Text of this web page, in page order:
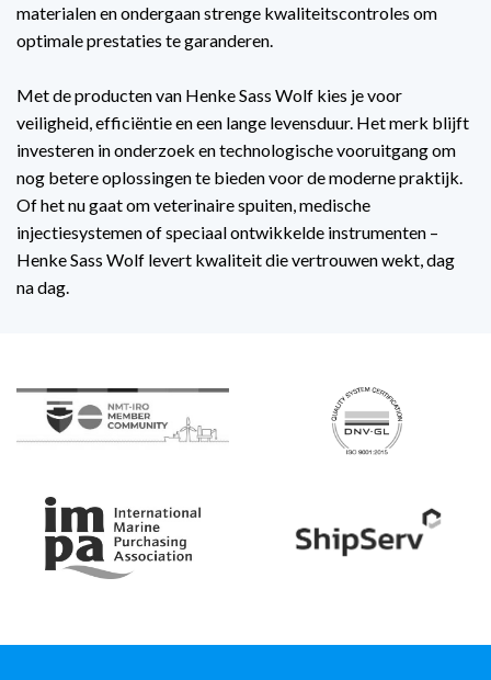
materialen en ondergaan strenge kwaliteitscontroles om
optimale prestaties te garanderen.
Met de producten van Henke Sass Wolf kies je voor
veiligheid, efficiëntie en een lange levensduur. Het merk blijft
investeren in onderzoek en technologische vooruitgang om
nog betere oplossingen te bieden voor de moderne praktijk.
Of het nu gaat om veterinaire spuiten, medische
injectiesystemen of speciaal ontwikkelde instrumenten –
Henke Sass Wolf levert kwaliteit die vertrouwen wekt, dag
na dag.